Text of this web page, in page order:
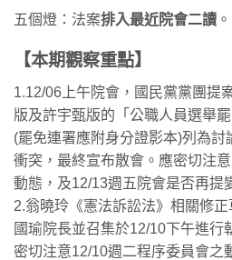
五個燈：法案排入最近院會二讀 。
【本期觀察重點】
1.12/06上午院會，國民黨黨團提
版及許宇甄版的「公職人員選舉
(罷免連署應附身分證影本)列為討
衝突，最終宣布散會。應密切注
動態，及12/13週五院會是否再提
2.翁曉玲《憲法訴訟法》相關修
國瑜院長並召集於12/10下午進行
密切注意12/10週二程序委員會之